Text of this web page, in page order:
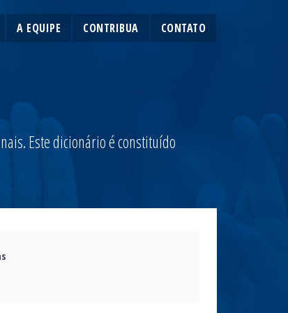
A EQUIPE CONTRIBUA CONTATO
Este dicionário é constituído